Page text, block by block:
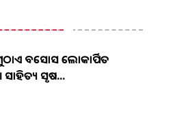
ଅବସୋସ ଲୋକାର୍ପିତ
ସୃଷ...